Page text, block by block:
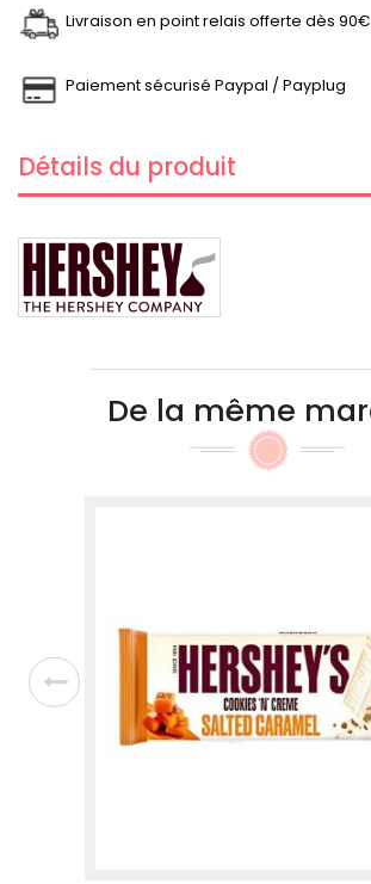
Livraison en point relais offerte dès 90€
Paiement sécurisé Paypal / Payplug
Détails du produit
De la même